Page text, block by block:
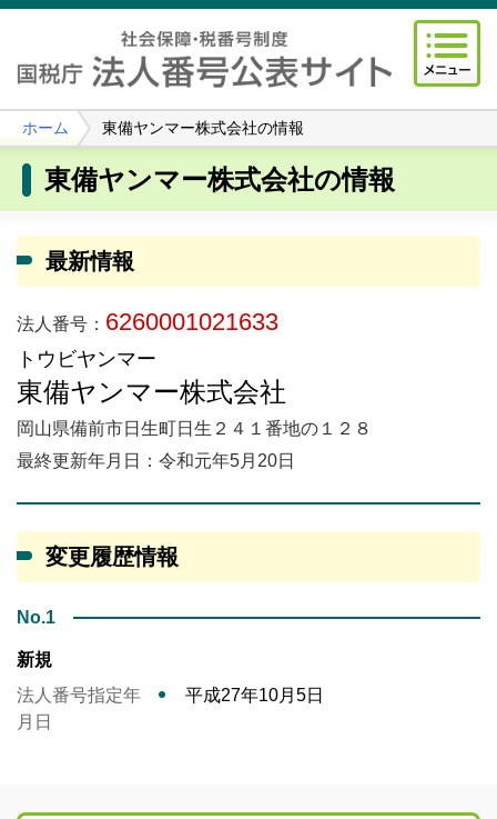
ホーム 東備ヤンマー株式会社の情報
東備ヤンマー株式会社の情報
最新情報
法人番号： 6260001021633
トウビヤンマー
東備ヤンマー株式会社
岡山県備前市日生町日生２４１番地の１２８
最終更新年月日：令和元年5月20日
変更履歴情報
No.1
新規
法人番号指定年
月日
平成27年10月5日